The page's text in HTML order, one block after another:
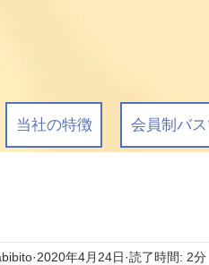
当社の特徴 会員制バ
2020年4月24日 読了時間: 2分